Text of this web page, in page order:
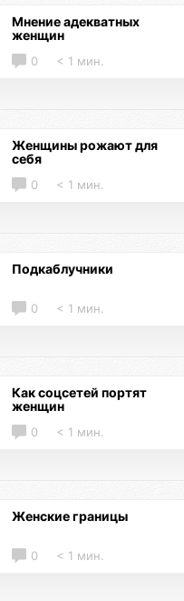
Мнение адекватных
женщин
0 < 1 мин.
Женщины рожают для
себя
0 < 1 мин.
Подкаблучники
0 < 1 мин.
Как соцсетей портят
женщин
0 < 1 мин.
Женские границы
0 < 1 мин.